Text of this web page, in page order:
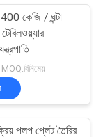
কেজি / ঘন্টা
পলপ প্লেট তৈরির